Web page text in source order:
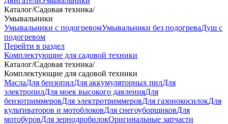
Каталог/Садовая техника/
Умывальники
Умывальники с подогревомУмывальники без подогреваДуш с
подогревом
Перейти в раздел
Комплектующие для садовой техники
Каталог/Садовая техника/
Комплектующие для садовой техники
МаслаДля бензопилДля аккумуляторных пилДля
электропилДля моек высокого давленияДля
бензотриммеровДля электротриммеровДля газонокосилокДля
культиваторов и мотоблоковДля снегоуборщиковДля
мотобуровДля зернодробилокОригинальные запчасти